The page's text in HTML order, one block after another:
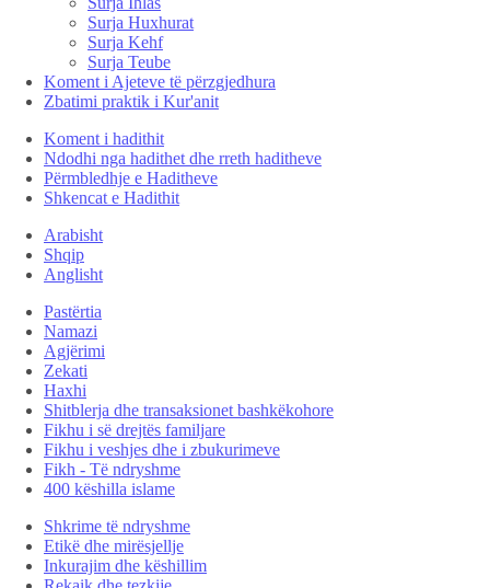
Surja Huxhurat
Surja Kehf
Surja Teube
Koment i Ajeteve të përzgjedhura
Zbatimi praktik i Kur'anit
Koment i hadithit
Ndodhi nga hadithet dhe rreth haditheve
Përmbledhje e Haditheve
Shkencat e Hadithit
Arabisht
Shqip
Anglisht
Pastërtia
Namazi
Agjërimi
Zekati
Haxhi
Shitblerja dhe transaksionet bashkëkohore
Fikhu i së drejtës familjare
Fikhu i veshjes dhe i zbukurimeve
Fikh - Të ndryshme
400 këshilla islame
Shkrime të ndryshme
Etikë dhe mirësjellje
Inkurajim dhe këshillim